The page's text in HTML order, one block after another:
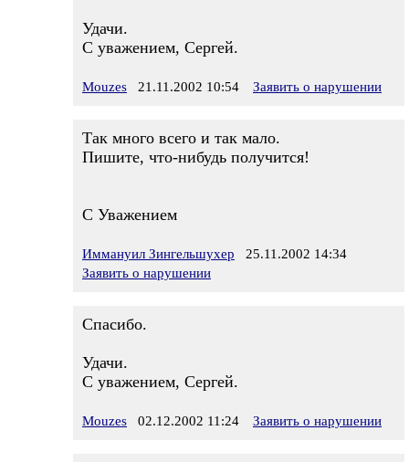
Удачи.
С уважением, Сергей.
Mouzes 21.11.2002 10:54 Заявить о нарушении
Так много всего и так мало.
Пишите, что-нибудь получится!
С Уважением
Иммануил Зингельшухер 25.11.2002 14:34
Заявить о нарушении
Спасибо.
Удачи.
С уважением, Сергей.
Mouzes 02.12.2002 11:24 Заявить о нарушении